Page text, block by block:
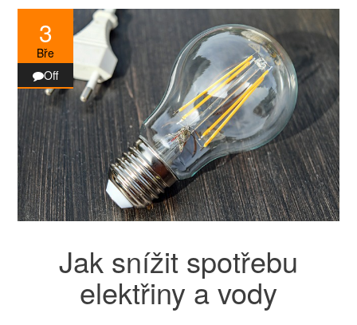
3
Bře
Off
Jak snížit spotřebu
elektřiny a vody